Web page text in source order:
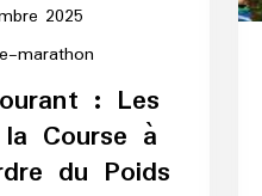
2025
décembre
marathon
europe-
marathon
: Les
Course à
du Poids